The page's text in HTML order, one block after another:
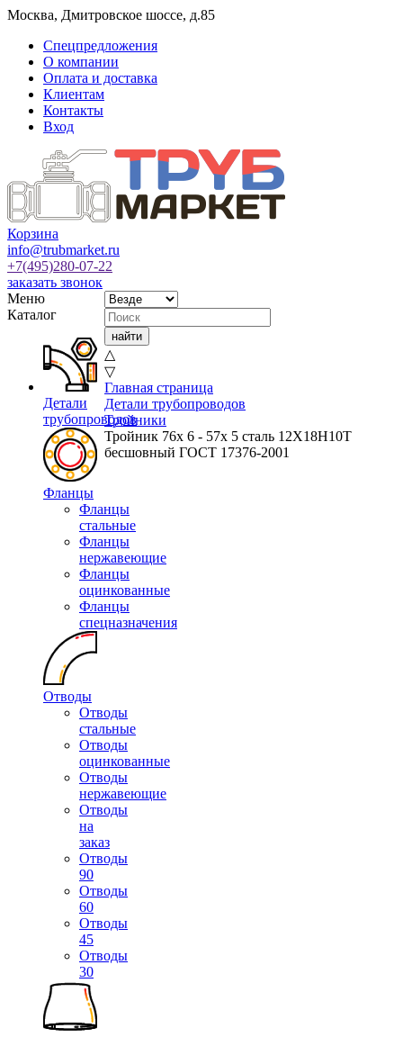
Москва, Дмитровское шоссе, д.85
Спецпредложения
О компании
Оплата и доставка
Клиентам
Контакты
Вход
Корзина
info@trubmarket.ru
+7(495)280-07-22
заказать звонок
Меню
Каталог
Детали
трубопроводов
Фланцы
Фланцы
стальные
Фланцы
нержавеющие
Фланцы
оцинкованные
Фланцы
спецназначения
Отводы
Отводы
стальные
Отводы
оцинкованные
Отводы
нержавеющие
Отводы
на
заказ
Отводы
90
Отводы
60
Отводы
45
Отводы
30
△
▽
Главная страница
Детали трубопроводов
Тройники
Тройник 76х 6 - 57х 5 сталь 12Х18Н10Т
бесшовный ГОСТ 17376-2001